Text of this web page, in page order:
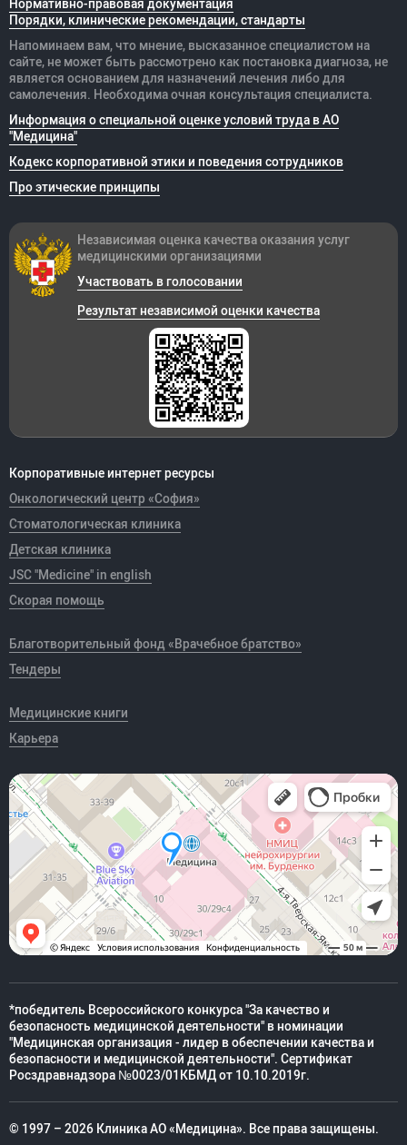
Нормативно-правовая документация
Порядки, клинические рекомендации, стандарты
Напоминаем вам, что мнение, высказанное специалистом на
сайте, не может быть рассмотрено как постановка диагноза, не
является основанием для назначений лечения либо для
самолечения. Необходима очная консультация специалиста.
Информация о специальной оценке условий труда в АО
"Медицина"
Кодекс корпоративной этики и поведения сотрудников
Про этические принципы
Корпоративные интернет ресурсы
Онкологический центр «София»
Стоматологическая клиника
Детская клиника
JSC "Medicine" in english
Скорая помощь
Благотворительный фонд «Врачебное братство»
Тендеры
Медицинские книги
Карьера
Независимая оценка качества оказания услуг
медицинскими организациями
Участвовать в голосовании
Результат независимой оценки качества
*победитель Всероссийского конкурса "За качество и
безопасность медицинской деятельности" в номинации
"Медицинская организация - лидер в обеспечении качества и
безопасности и медицинской деятельности". Сертификат
Росздравнадзора №0023/01КБМД от 10.10.2019г.
© 1997 – 2026 Клиника АО «Медицина». Все права защищены.